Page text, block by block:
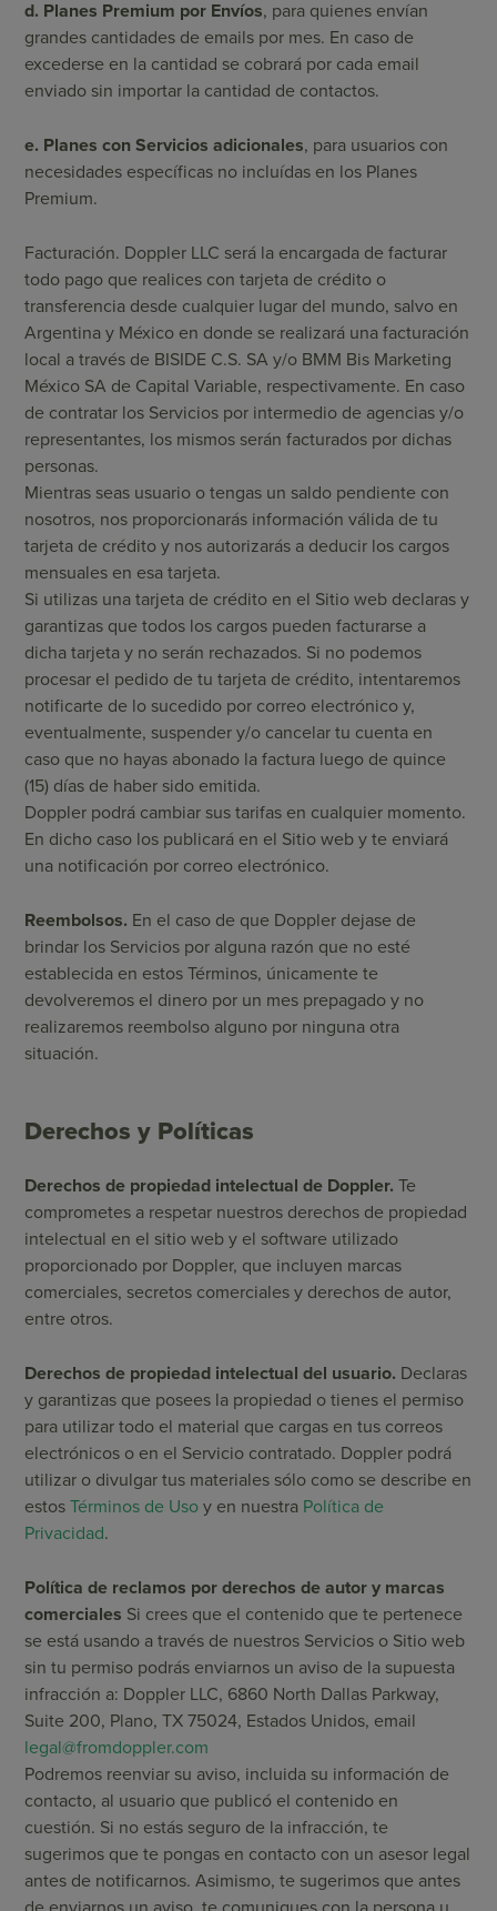
d. Planes Premium por Envíos, para quienes envían
grandes cantidades de emails por mes. En caso de
excederse en la cantidad se cobrará por cada email
enviado sin importar la cantidad de contactos.
e. Planes con Servicios adicionales, para usuarios con
necesidades específicas no incluídas en los Planes
Premium.
Facturación. Doppler LLC será la encargada de facturar
todo pago que realices con tarjeta de crédito o
transferencia desde cualquier lugar del mundo, salvo en
Argentina y México en donde se realizará una facturación
local a través de BISIDE C.S. SA y/o BMM Bis Marketing
México SA de Capital Variable, respectivamente. En caso
de contratar los Servicios por intermedio de agencias y/o
representantes, los mismos serán facturados por dichas
personas.
Mientras seas usuario o tengas un saldo pendiente con
nosotros, nos proporcionarás información válida de tu
tarjeta de crédito y nos autorizarás a deducir los cargos
mensuales en esa tarjeta.
Si utilizas una tarjeta de crédito en el Sitio web declaras y
garantizas que todos los cargos pueden facturarse a
dicha tarjeta y no serán rechazados. Si no podemos
procesar el pedido de tu tarjeta de crédito, intentaremos
notificarte de lo sucedido por correo electrónico y,
eventualmente, suspender y/o cancelar tu cuenta en
caso que no hayas abonado la factura luego de quince
(15) días de haber sido emitida.
Doppler podrá cambiar sus tarifas en cualquier momento.
En dicho caso los publicará en el Sitio web y te enviará
una notificación por correo electrónico.
Reembolsos. En el caso de que Doppler dejase de
brindar los Servicios por alguna razón que no esté
establecida en estos Términos, únicamente te
devolveremos el dinero por un mes prepagado y no
realizaremos reembolso alguno por ninguna otra
situación.
Derechos y Políticas
Derechos de propiedad intelectual de Doppler. Te
comprometes a respetar nuestros derechos de propiedad
intelectual en el sitio web y el software utilizado
proporcionado por Doppler, que incluyen marcas
comerciales, secretos comerciales y derechos de autor,
entre otros.
Derechos de propiedad intelectual del usuario. Declaras
y garantizas que posees la propiedad o tienes el permiso
para utilizar todo el material que cargas en tus correos
electrónicos o en el Servicio contratado. Doppler podrá
utilizar o divulgar tus materiales sólo como se describe en
estosTérminos de Uso y en nuestra Política de
Privacidad.
Política de reclamos por derechos de autor y marcas
comerciales Si crees que el contenido que te pertenece
se está usando a través de nuestros Servicios o Sitio web
sin tu permiso podrás enviarnos un aviso de la supuesta
infracción a: Doppler LLC, 6860 North Dallas Parkway,
Suite 200, Plano, TX 75024, Estados Unidos, email
legal@fromdoppler.com
Podremos reenviar su aviso, incluida su información de
contacto, al usuario que publicó el contenido en
cuestión. Si no estás seguro de la infracción, te
sugerimos que te pongas en contacto con un asesor legal
antes de notificarnos. Asimismo, te sugerimos que antes